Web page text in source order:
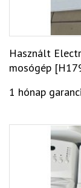
Használt
mosógép
1 hónap